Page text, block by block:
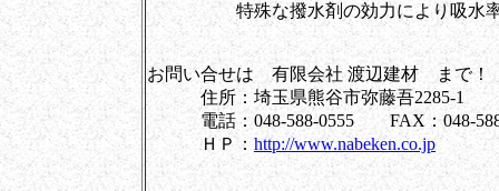
特殊な撥水剤の効力により吸水率
お問い合せは 有限会社 渡辺建材 まで！
住所：埼玉県熊谷市弥藤吾2285-1
電話：048-588-0555 FAX：048-
ＨＰ： http://www.nabeken.co.jp